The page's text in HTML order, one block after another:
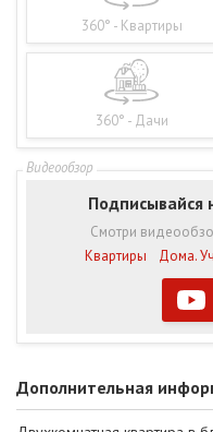
360° - Квартиры
360° - Дачи
Подписывайся
Смотри
Квартиры
Дома.
Дополнительная